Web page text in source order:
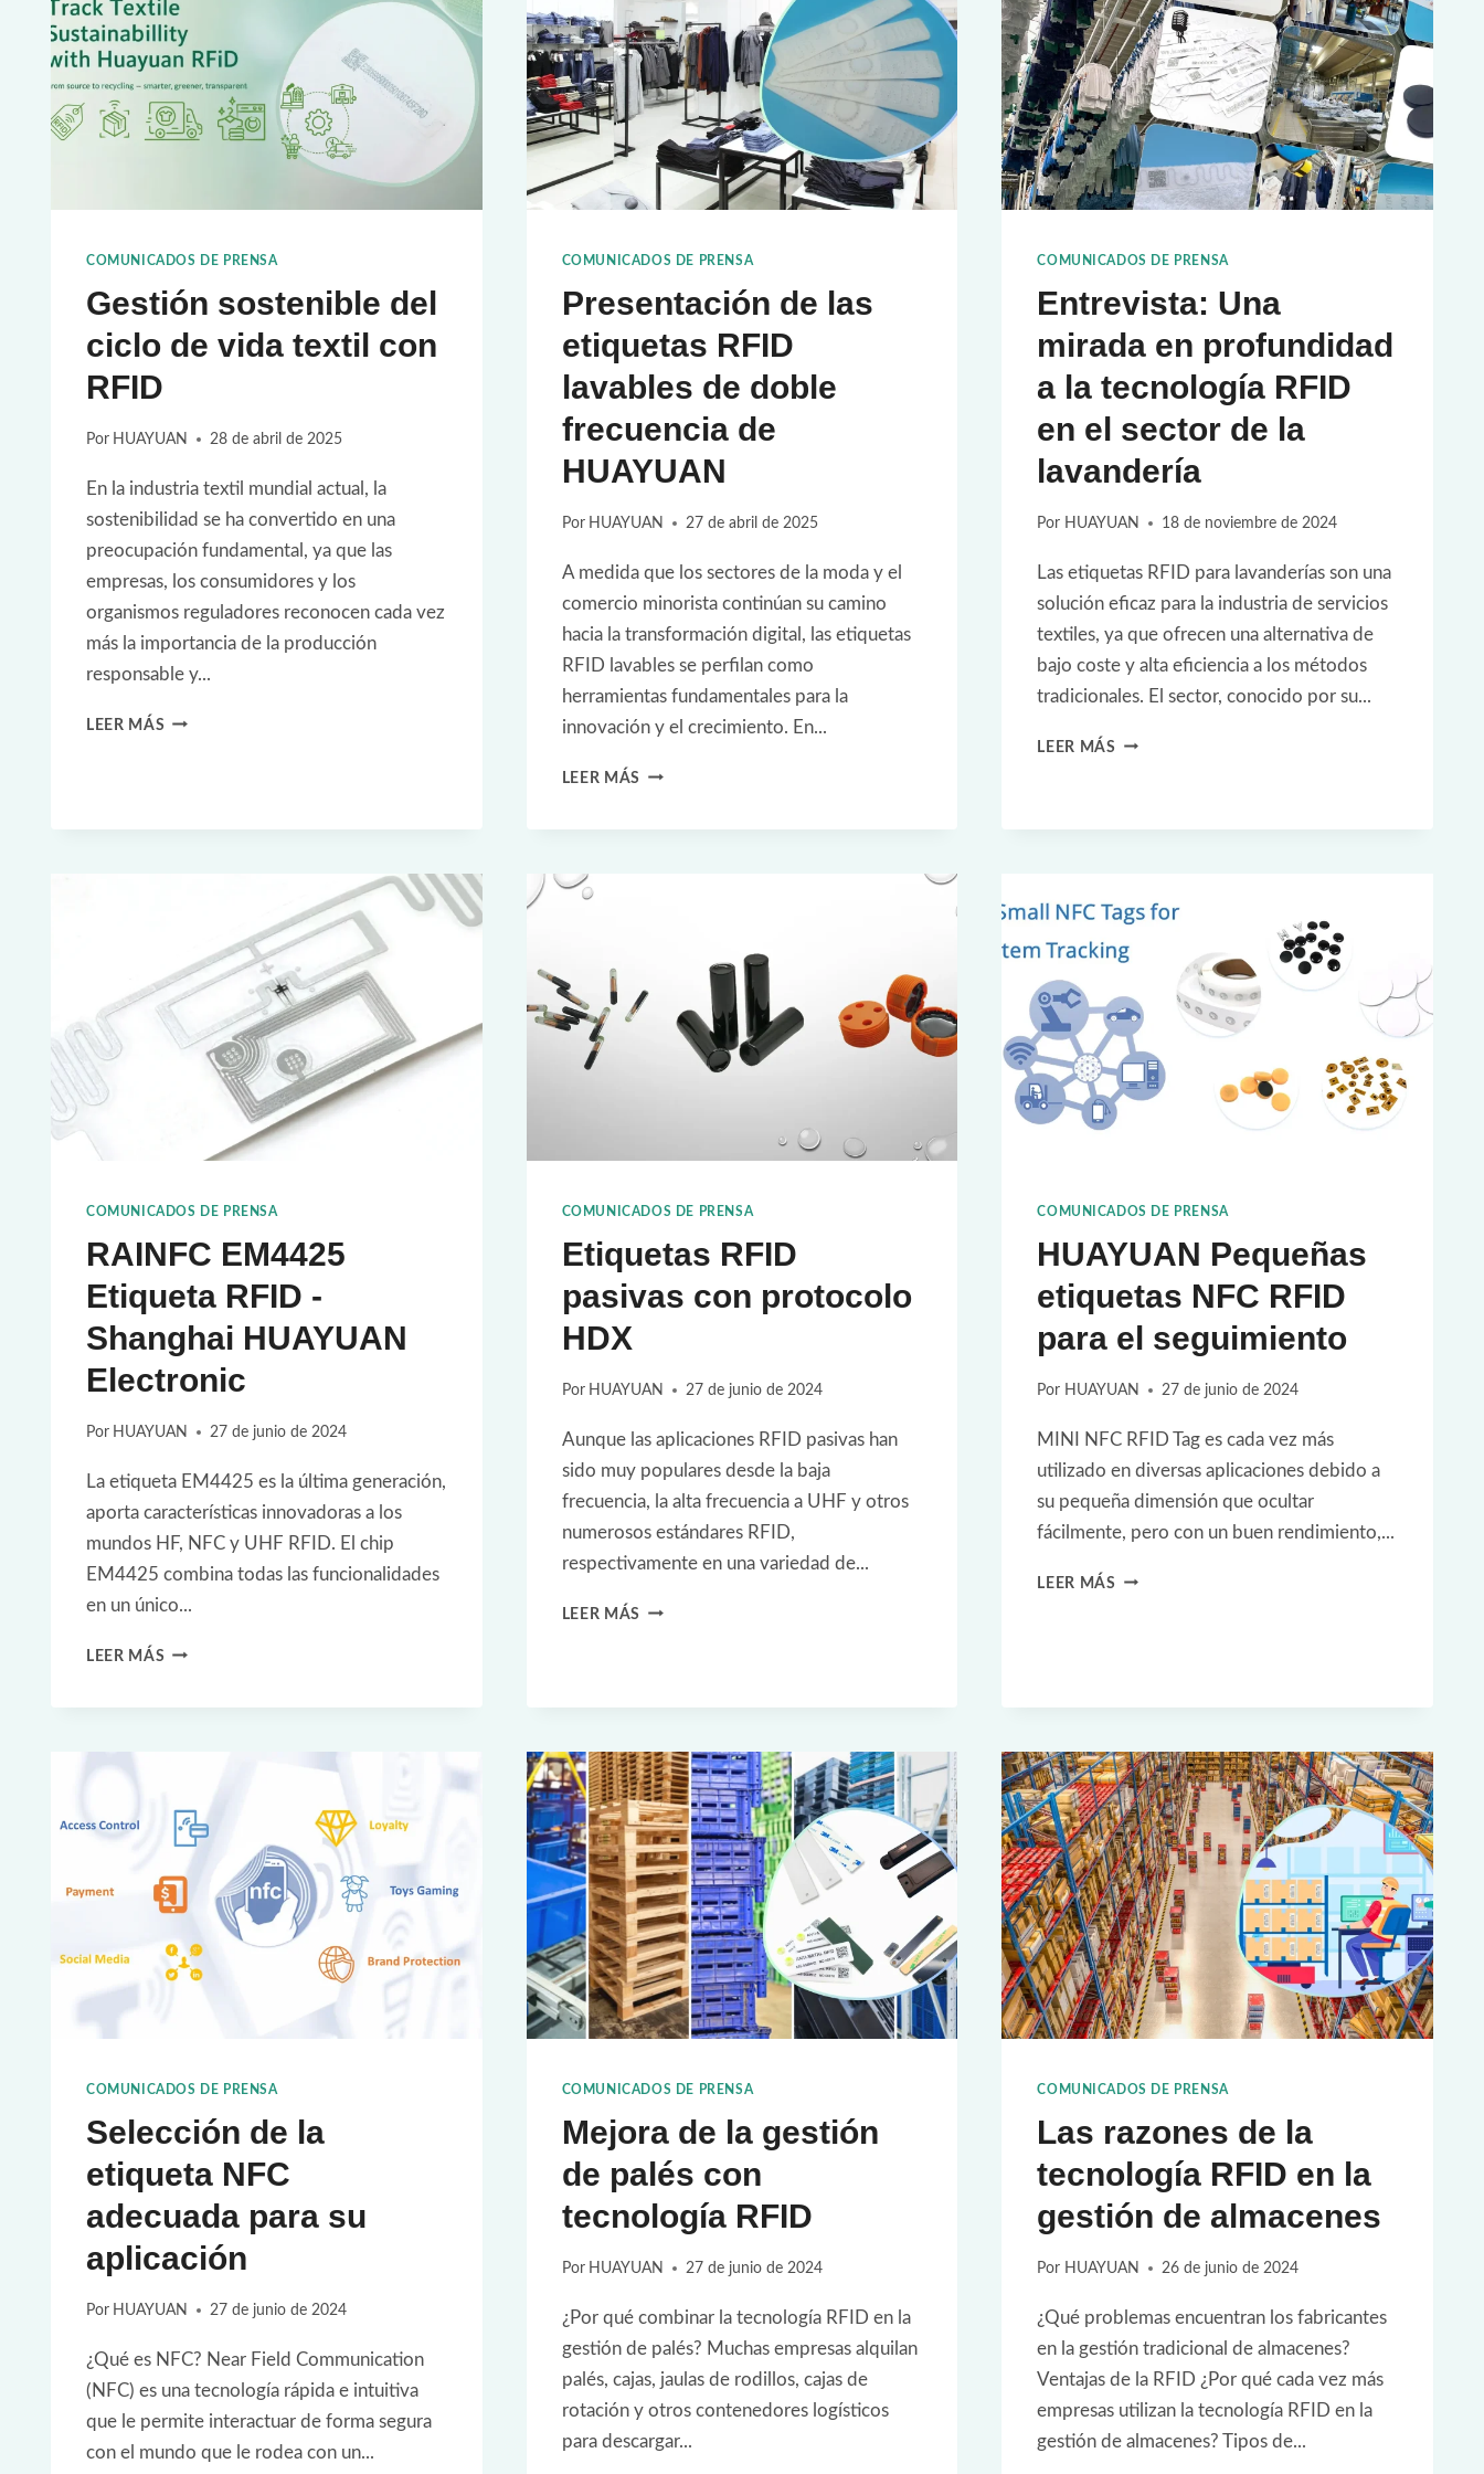
COMUNICADOS DE PRENSA
Gestión sostenible del
ciclo de vida textil con
RFID
Por HUAYUAN 28 de abril de 2025
En la industria textil mundial actual, la
sostenibilidad se ha convertido en una
preocupación fundamental, ya que las
empresas, los consumidores y los
organismos reguladores reconocen cada vez
más la importancia de la producción
responsable y...
LEER MÁS GESTIÓN
RFID
COMUNICADOS DE PRENSA
Presentación de las
etiquetas RFID
lavables de doble
frecuencia de
HUAYUAN
Por HUAYUAN 27 de abril de 2025
A medida que los sectores de la moda y el
comercio minorista continúan su camino
hacia la transformación digital, las etiquetas
RFID lavables se perfilan como
herramientas fundamentales para la
innovación y el crecimiento. En...
LEER MÁS PRESENTACIÓN
DOBLE
FRECUENCIA
COMUNICADOS DE PRENSA
Entrevista: Una
mirada en profundidad
a la tecnología RFID
en el sector de la
lavandería
Por HUAYUAN 18 de noviembre de 2024
Las etiquetas RFID para lavanderías son una
solución eficaz para la industria de servicios
textiles, ya que ofrecen una alternativa de
bajo coste y alta eficiencia a los métodos
tradicionales. El sector, conocido por su...
LEER MÁS ENTREVISTA:
LA
TECNOLOGÍA
EN
EL
SECTOR
DE
COMUNICADOS DE PRENSA
RAINFC EM4425
Etiqueta RFID -
Shanghai HUAYUAN
Electronic
Por HUAYUAN 27 de junio de 2024
La etiqueta EM4425 es la última generación,
aporta características innovadoras a los
mundos HF, NFC y UHF RFID. El chip
EM4425 combina todas las funcionalidades
en un único...
LEER MÁS RAINFC
SHANGHAI
HUAYUAN
ELECTRONIC
COMUNICADOS DE PRENSA
Etiquetas RFID
pasivas con protocolo
HDX
Por HUAYUAN 27 de junio de 2024
Aunque las aplicaciones RFID pasivas han
sido muy populares desde la baja
frecuencia, la alta frecuencia a UHF y otros
numerosos estándares RFID,
respectivamente en una variedad de...
LEER MÁS ETIQUETAS
CON
HDX
COMUNICADOS DE PRENSA
HUAYUAN Pequeñas
etiquetas NFC RFID
para el seguimiento
Por HUAYUAN 27 de junio de 2024
MINI NFC RFID Tag es cada vez más
utilizado en diversas aplicaciones debido a
su pequeña dimensión que ocultar
fácilmente, pero con un buen rendimiento,...
LEER MÁS HUAYUAN
RFID
EL
SEGUIMIENTO
COMUNICADOS DE PRENSA
Selección de la
etiqueta NFC
adecuada para su
aplicación
Por HUAYUAN 27 de junio de 2024
¿Qué es NFC? Near Field Communication
(NFC) es una tecnología rápida e intuitiva
que le permite interactuar de forma segura
con el mundo que le rodea con un...
COMUNICADOS DE PRENSA
Mejora de la gestión
de palés con
tecnología RFID
Por HUAYUAN 27 de junio de 2024
¿Por qué combinar la tecnología RFID en la
gestión de palés? Muchas empresas alquilan
palés, cajas, jaulas de rodillos, cajas de
rotación y otros contenedores logísticos
para descargar...
COMUNICADOS DE PRENSA
Las razones de la
tecnología RFID en la
gestión de almacenes
Por HUAYUAN 26 de junio de 2024
¿Qué problemas encuentran los fabricantes
en la gestión tradicional de almacenes?
Ventajas de la RFID ¿Por qué cada vez más
empresas utilizan la tecnología RFID en la
gestión de almacenes? Tipos de...